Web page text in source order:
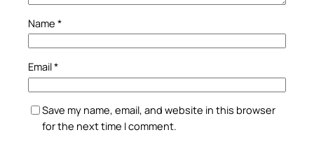
Name *
Email*
Save my name, email, and website in this browser
for the next time I comment.